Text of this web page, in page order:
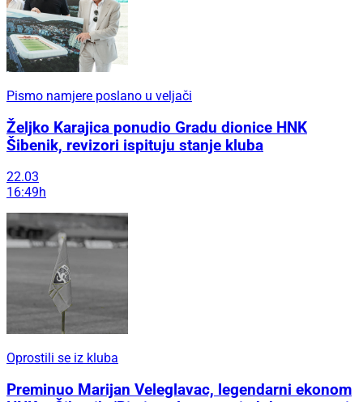
Pismo namjere poslano u veljači
Željko Karajica ponudio Gradu dionice HNK
Šibenik, revizori ispituju stanje kluba
22.03
16:49h
Oprostili se iz kluba
Preminuo Marijan Veleglavac, legendarni ekonom